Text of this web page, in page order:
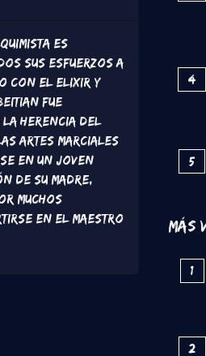
es
sus esfuerzos a
con el elixir y
fue
la herencia del
artes marciales
en un joven
de su madre,
muchos
en el maestro
4
5
Más
1
2